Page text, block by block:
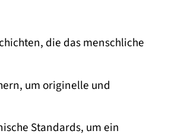
die das menschliche
um originelle und
Standards, um ein